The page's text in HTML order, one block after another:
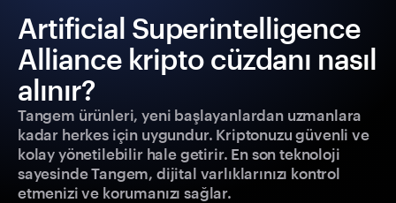
Artificial Superintelligence
Alliance kripto cüzdanı nasıl
alınır?
Tangem ürünleri, yeni başlayanlardan uzmanlara
kadar herkes için uygundur. Kriptonuzu güvenli ve
kolay yönetilebilir hale getirir. En son teknoloji
sayesinde Tangem, dijital varlıklarınızı kontrol
etmenizi ve korumanızı sağlar.